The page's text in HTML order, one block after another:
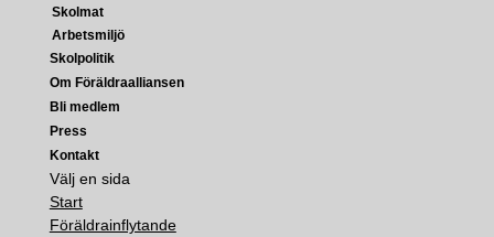
Skolmat
Arbetsmiljö
Skolpolitik
Om Föräldraalliansen
Bli medlem
Press
Kontakt
Välj en sida
Start
Föräldrainflytande